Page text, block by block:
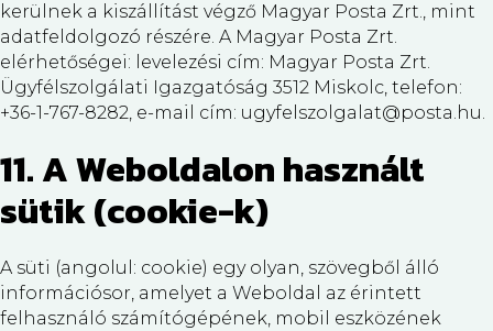
kerülnek a kiszállítást végző Magyar Posta Zrt., mint
adatfeldolgozó részére. A Magyar Posta Zrt.
elérhetőségei: levelezési cím: Magyar Posta Zrt.
Ügyfélszolgálati Igazgatóság 3512 Miskolc, telefon:
+36-1-767-8282, e-mail cím: ugyfelszolgalat@posta.hu.
11. A Weboldalon használt
sütik (cookie-k)
A süti (angolul: cookie) egy olyan, szövegből álló
információsor, amelyet a Weboldal az érintett
felhasználó számítógépének, mobil eszközének